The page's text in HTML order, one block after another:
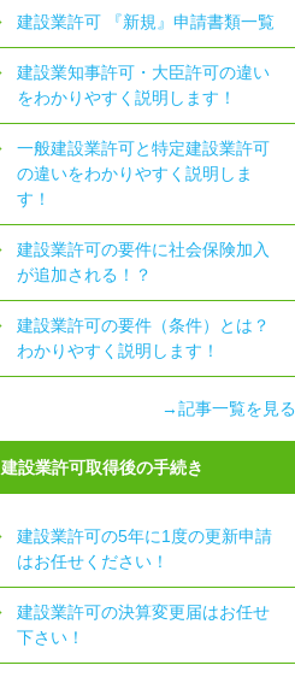
建設業許可 『新規』申請書類一覧
建設業知事許可・大臣許可の違い
をわかりやすく説明します！
一般建設業許可と特定建設業許可
の違いをわかりやすく説明しま
す！
建設業許可の要件に社会保険加入
が追加される！？
建設業許可の要件（条件）とは？
わかりやすく説明します！
→記事一覧を見る
建設業許可取得後の手続き
建設業許可の5年に1度の更新申請
はお任せください！
建設業許可の決算変更届はお任せ
下さい！